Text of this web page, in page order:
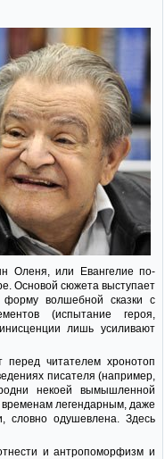
Оленя, или Евангелие по-
Основой сюжета выступает
волшебной сказки с
(испытание героя,
лишь усиливают
перед читателем хронотоп
писателя (например,
некоей вымышленной
легендарным, даже
словно одушевлена. Здесь
и антропоморфизм и